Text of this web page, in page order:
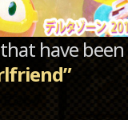
have been